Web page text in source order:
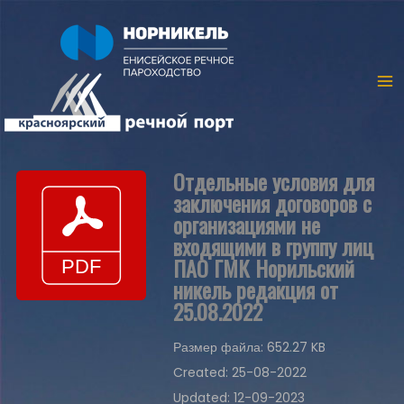
Отдельные условия для
заключения договоров с
организациями не
входящими в группу лиц
ПАО ГМК Норильский
никель редакция от
25.08.2022
Размер файла: 652.27 KB
Created: 25-08-2022
Updated: 12-09-2023